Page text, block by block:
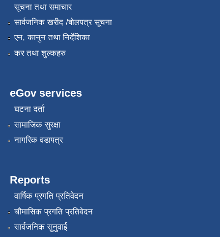
सूचना तथा समाचार
सार्वजनिक खरीद /बोलपत्र सूचना
एन, कानुन तथा निर्देशिका
कर तथा शुल्कहरु
eGov services
घटना दर्ता
सामाजिक सुरक्षा
नागरिक वडापत्र
Reports
वार्षिक प्रगति प्रतिवेदन
चौमासिक प्रगति प्रतिवेदन
सार्वजनिक सुनुवाई